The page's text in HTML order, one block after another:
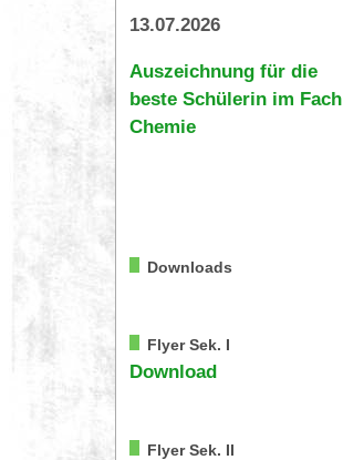
13.07.2026
Auszeichnung für die
beste Schülerin im Fach
Chemie
Downloads
Flyer Sek. I
Download
Flyer Sek. II